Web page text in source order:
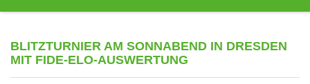
BLITZTURNIER AM SONNABEND IN DRESDEN
MIT FIDE-ELO-AUSWERTUNG